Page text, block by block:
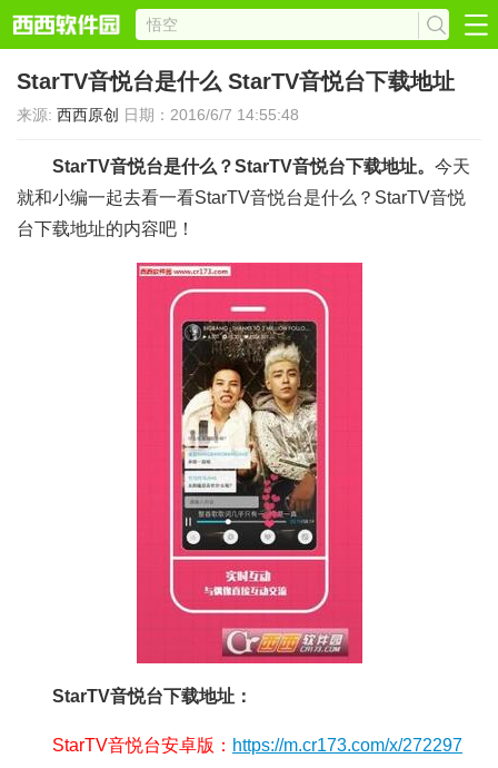
StarTV音悦台是什么 StarTV音悦台下载地址
来源: 西西原创 日期：2016/6/7 14:55:48
StarTV音悦台是什么？StarTV音悦台下载地址。 今天
就和小编一起去看一看StarTV音悦台是什么？StarTV音悦
台下载地址的内容吧！
StarTV音悦台下载地址：
StarTV音悦台安卓版： https://m.cr173.com/x/272297